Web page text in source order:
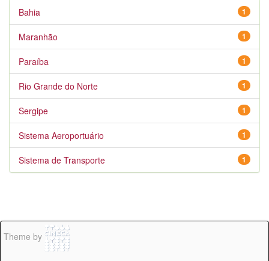
1
Bahia
1
Maranhão
1
Paraíba
1
Rio Grande do Norte
1
Sergipe
1
Sistema Aeroportuário
1
Sistema de Transporte
Theme by